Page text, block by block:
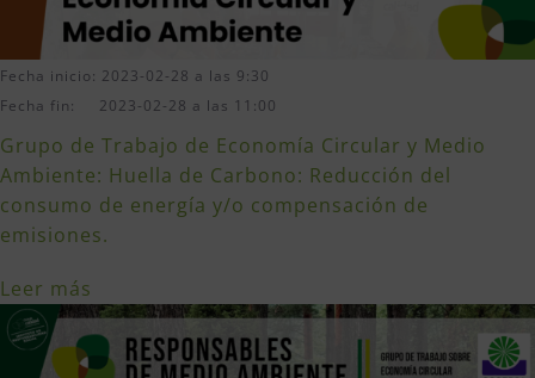
Fecha inicio: 2023-02-28 a las 9:30
Fecha fin: 2023-02-28 a las 11:00
Grupo de Trabajo de Economía Circular y Medio
Ambiente: Huella de Carbono: Reducción del
consumo de energía y/o compensación de
emisiones.
Leer más